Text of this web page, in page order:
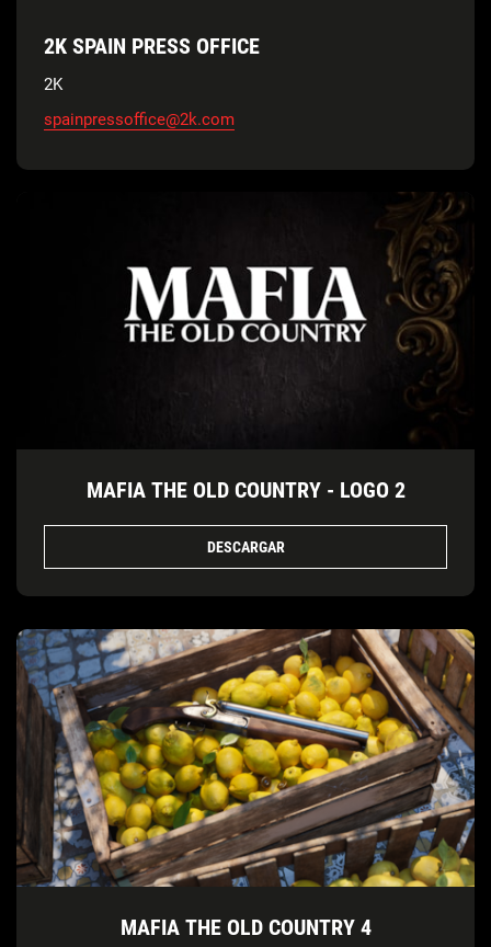
2K SPAIN PRESS OFFICE
2K
spainpressoffice@2k.com
MAFIA THE OLD COUNTRY - LOGO 2
DESCARGAR
MAFIA THE OLD COUNTRY 4